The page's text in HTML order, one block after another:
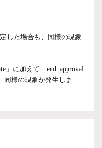
した場合も、同様の現象
」に加えて「end_approval
同様の現象が発生しま